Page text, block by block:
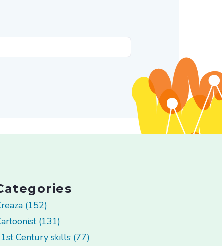
(152)
(131)
Century skills (77)